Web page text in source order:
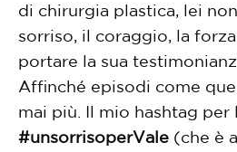
di chirurgia plastica, lei
sorriso, il coraggio, la
portare la sua
Affinché episodi come
mai più. Il mio hashtag per
#unsorrisoperVale (che è